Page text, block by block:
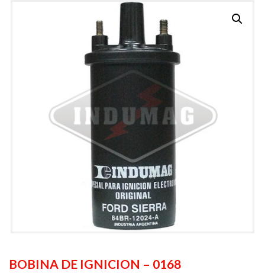
BOBINA DE IGNICION – 0168